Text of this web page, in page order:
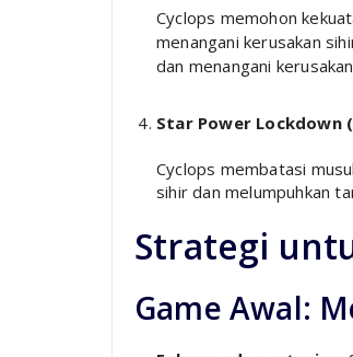
Cyclops memohon
menangani kerusakan
dan menangani
Star Power Lockdown
Cyclops membatasi
sihir dan melumpuhkan
Strategi
Game Awal: